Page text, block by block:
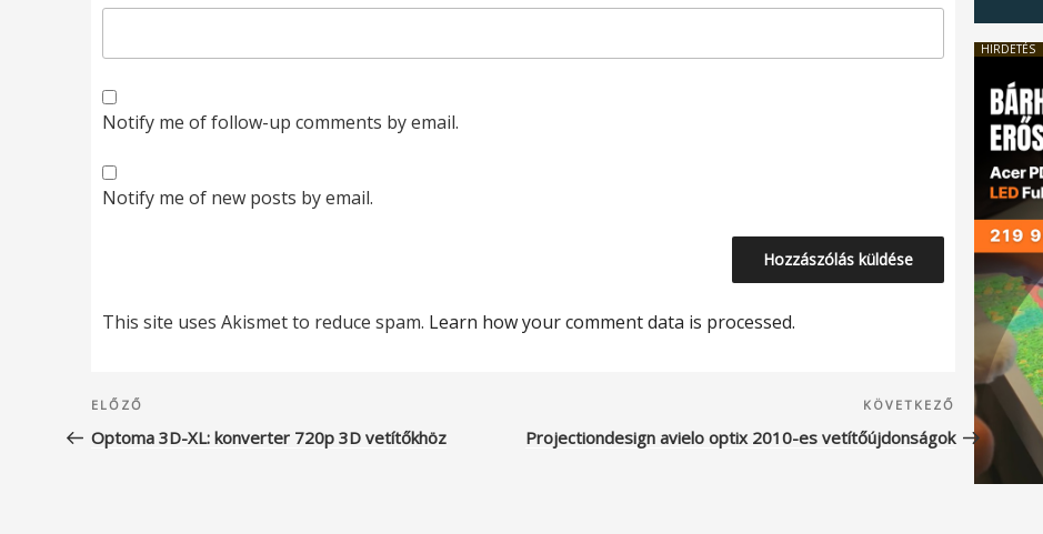
Notify me of follow-up comments by email.
Notify me of new posts by email.
This site uses Akismet to reduce spam. Learn how your comment data is processed.
Bejegyzés
navigáció
Korábbi
bejegyzés
ELŐZŐ
Optoma 3D-XL: konverter 720p 3D vetítőkhöz
Következő
bejegyzés
KÖVETKEZŐ
Projectiondesign avielo optix 2010-es vetítőújdonságok
HIRDETÉS